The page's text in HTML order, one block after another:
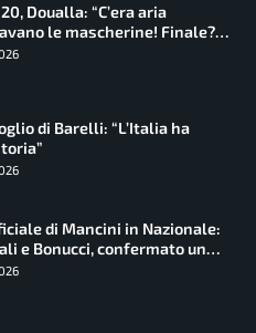
Doualla: “C’era aria
le mascherine! Finale?
da perdere”
di Barelli: “L’Italia ha
di Mancini in Nazionale:
e Bonucci, confermato un